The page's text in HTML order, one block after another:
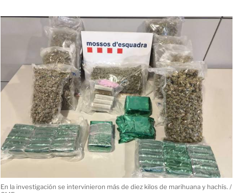
En la investigación se intervinieron más de diez kilos de marihuana y hachís. /